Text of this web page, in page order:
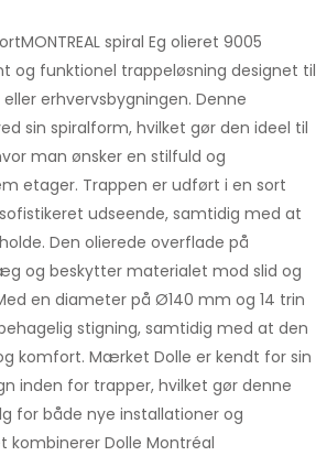
spiral Eg olieret 9005
og funktionel trappeløsning designet til
erhvervsbygningen. Denne
sin spiralform, hvilket gør den ideel til
man ønsker en stilfuld og
etager. Trappen er udført i en sort
udseende, samtidig med at
Den olierede overflade på
og beskytter materialet mod slid og
en diameter på Ø140 mm og 14 trin
stigning, samtidig med at den
komfort. Mærket Dolle er kendt for sin
inden for trapper, hvilket gør denne
for både nye installationer og
kombinerer Dolle Montréal